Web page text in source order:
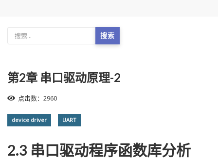
搜索
第2章 串口驱动原理-2
点击数：2960
device driver UART
2.3 串口驱动程序函数库分析